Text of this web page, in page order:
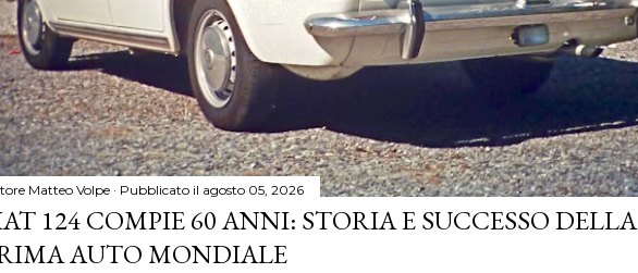
Matteo Volpe Pubblicato il agosto 05, 2026
124 COMPIE 60 ANNI: STORIA E SUCCESSO DELLA
AUTO MONDIALE